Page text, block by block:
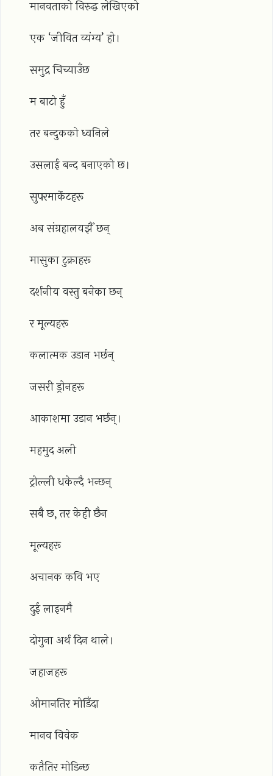
मानवताको विरुद्ध लेखिएको
एक ‘जीवित व्यंग्य’ हो।
समुद्र चिच्याउँछ
म बाटो हुँ
तर बन्दुकको ध्वनिले
उसलाई बन्द बनाएको छ।
सुपरमार्केटहरू
अब संग्रहालयझैँ छन्
मासुका टुक्राहरू
दर्शनीय वस्तु बनेका छन्
र मूल्यहरू
कलात्मक उडान भर्छन्
जसरी ड्रोनहरू
आकाशमा उडान भर्छन्।
महमुद अली
ट्रोल्ली धकेल्दै भन्छन्
सबै छ, तर केही छैन
मूल्यहरू
अचानक कवि भए
दुई लाइनमै
दोगुना अर्थ दिन थाले।
जहाजहरू
ओमानतिर मोडिँदा
मानव विवेक
कतैतिर मोडिन्छ